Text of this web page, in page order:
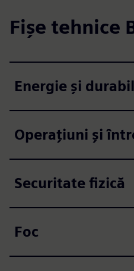
Fișe tehnice
Energie și
Operațiuni și
Securitate fizică
Foc